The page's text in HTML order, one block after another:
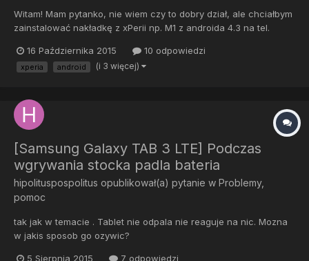
Witam! Mam pytanko, nie wiem czy to dobry dział, ale chciałbym
zainstalować nakładkę z xPerii np. M1 z androida 4.3 na tel.
że jest tam android 4.2.2. Więc tak. Strasznie podoba mi się
launcher z xperii i chciałbym go mieć na tym tel...
16 Października 2015 10 odpowiedzi
xperia android (i 3 więcej)
[Samsung Galaxy TAB 3 LTE] Podczas
wgrywania stocka padla bateria
hipolituspospolitus opublikował(a) pytanie w Problemy,
pomoc
tak jak w temacie . Tablet nie odpala nie reaguje na nic. Mozna
w jakis sposob go ozywic?
5 Sierpnia 2015 7 odpowiedzi